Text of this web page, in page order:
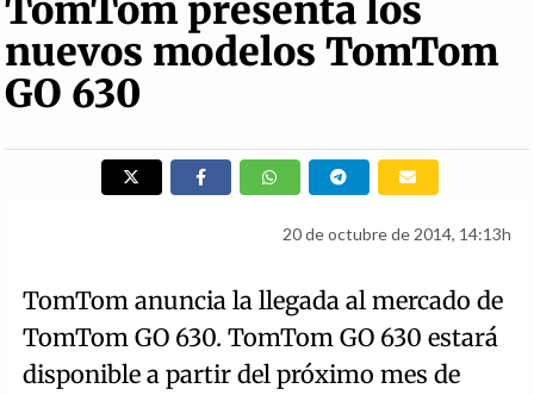
TomTom presenta los
nuevos modelos TomTom
GO 630
20 de octubre de 2014, 14:13h
TomTom anuncia la llegada al mercado de
TomTom GO 630. TomTom GO 630 estará
disponible a partir del próximo mes de